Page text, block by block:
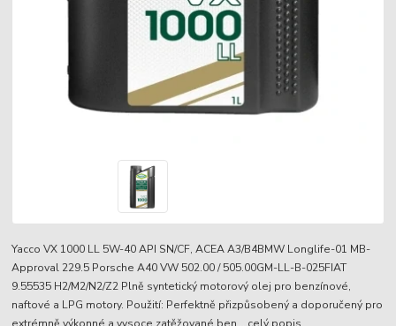
Yacco VX 1000 LL 5W-40 API SN/CF, ACEA A3/B4BMW Longlife-01 MB-
Approval 229.5 Porsche A40 VW 502.00 / 505.00GM-LL-B-025FIAT
9.55535 H2/M2/N2/Z2 Plně syntetický motorový olej pro benzínové,
naftové a LPG motory. Použití: Perfektně přizpůsobený a doporučený pro
extrémně výkonné a vysoce zatěžované ben... celý popis